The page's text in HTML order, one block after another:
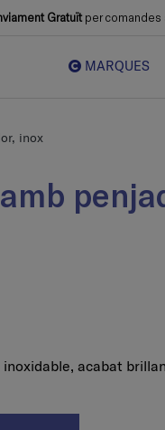
Gratuïtper comandes
MARQUES
inox
acabat